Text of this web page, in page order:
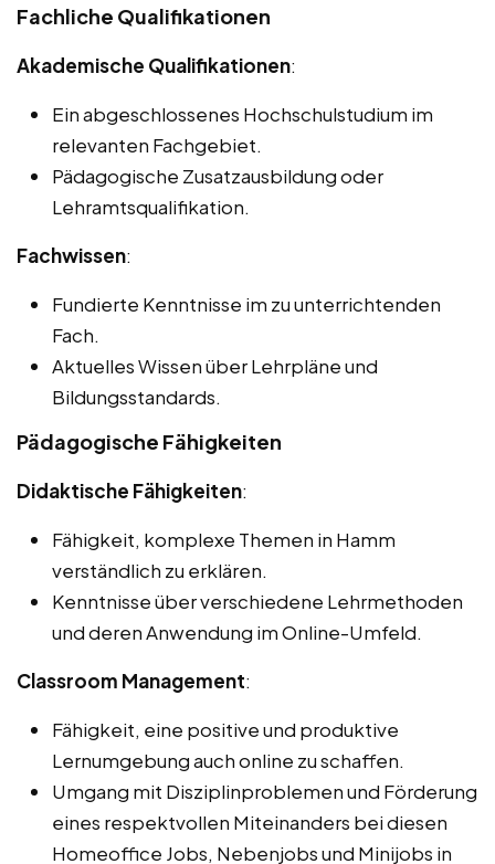
Fachliche Qualifikationen
Akademische Qualifikationen:
Ein abgeschlossenes Hochschulstudium im
relevanten Fachgebiet.
Pädagogische Zusatzausbildung oder
Lehramtsqualifikation.
Fachwissen:
Fundierte Kenntnisse im zu unterrichtenden
Fach.
Aktuelles Wissen über Lehrpläne und
Bildungsstandards.
Pädagogische Fähigkeiten
Didaktische Fähigkeiten:
Fähigkeit, komplexe Themen in Hamm
verständlich zu erklären.
Kenntnisse über verschiedene Lehrmethoden
und deren Anwendung im Online-Umfeld.
Classroom Management:
Fähigkeit, eine positive und produktive
Lernumgebung auch online zu schaffen.
Umgang mit Disziplinproblemen und Förderung
eines respektvollen Miteinanders bei diesen
Homeoffice Jobs, Nebenjobs und Minijobs in